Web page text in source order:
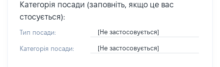
Категорія посади (заповніть, якщо це вас
стосується):
Тип посади: [Не застосовується]
Категорія посади: [Не застосовується]